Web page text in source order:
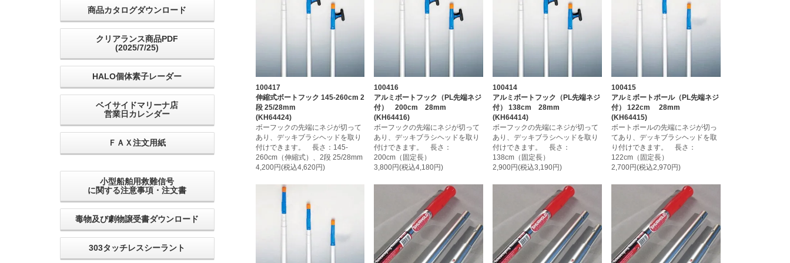
100417
伸縮式ボートフック 145-260cm 2
段 25/28mm
(KH64424)
ボーフックの先端にネジが切って
あり、デッキブラシヘッドを取り
付けできます。 長さ：145-
260cm（伸縮式）、2段 25/28mm
4,200円(税込4,620円)
100416
アルミボートフック（PL先端ネジ
付） 200cm 28mm
(KH64416)
ボーフックの先端にネジが切って
あり、デッキブラシヘッドを取り
付けできます。 長さ：
200cm（固定長）
3,800円(税込4,180円)
100414
アルミボートフック（PL先端ネジ
付） 138cm 28mm
(KH64414)
ボーフックの先端にネジが切って
あり、デッキブラシヘッドを取り
付けできます。 長さ：
138cm（固定長）
2,900円(税込3,190円)
100415
アルミボートポール（PL先端ネジ
付） 122cm 28mm
(KH64415)
ボートポールの先端にネジが切っ
てあり、デッキブラシヘッドを取
り付けできます。 長さ：
122cm（固定長）
2,700円(税込2,970円)
商品カタログダウンロード
クリアランス商品PDF
(2025/7/25)
HALO個体素子レーダー
ベイサイドマリーナ店
営業日カレンダー
ＦＡＸ注文用紙
小型船舶用救難信号
に関する注意事項・注文書
毒物及び劇物譲受書ダウンロード
303タッチレスシーラント